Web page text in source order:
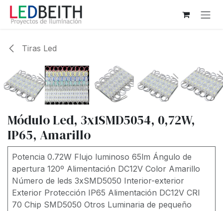
Ir al contenido
Tiras Led
Módulo Led, 3x1SMD5054, 0,72W,
IP65, Amarillo
Potencia 0.72W Flujo luminoso 65lm Ángulo de
apertura 120º Alimentación DC12V Color Amarillo
Número de leds 3xSMD5050 Interior-exterior
Exterior Protección IP65 Alimentación DC12V CRI
70 Chip SMD5050 Otros Luminaria de pequeño